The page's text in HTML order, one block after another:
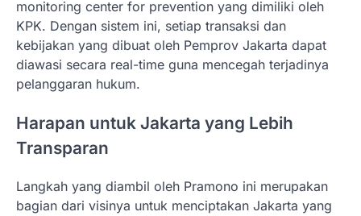
monitoring center for prevention yang dimiliki oleh
KPK. Dengan sistem ini, setiap transaksi dan
kebijakan yang dibuat oleh Pemprov Jakarta dapat
diawasi secara real-time guna mencegah terjadinya
pelanggaran hukum.
Harapan untuk Jakarta yang Lebih
Transparan
Langkah yang diambil oleh Pramono ini merupakan
bagian dari visinya untuk menciptakan Jakarta yang